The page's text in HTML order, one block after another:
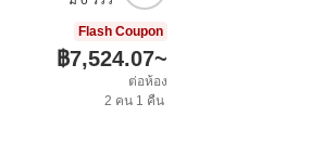
Flash Coupon
฿7,524.07~
ต่อห้อง
2 คน 1 คืน